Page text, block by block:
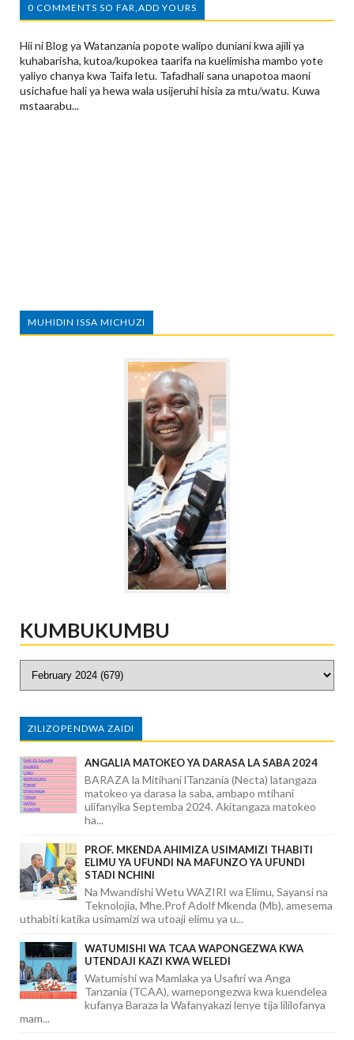
0 COMMENTS SO FAR,ADD YOURS
Hii ni Blog ya Watanzania popote walipo duniani kwa ajili ya
kuhabarisha, kutoa/kupokea taarifa na kuelimisha mambo yote
yaliyo chanya kwa Taifa letu. Tafadhali sana unapotoa maoni
usichafue hali ya hewa wala usijeruhi hisia za mtu/watu. Kuwa
mstaarabu...
MUHIDIN ISSA MICHUZI
KUMBUKUMBU
ZILIZOPENDWA ZAIDI
ANGALIA MATOKEO YA DARASA LA SABA 2024
BARAZA la Mitihani lTanzania (Necta) latangaza
matokeo ya darasa la saba, ambapo mtihani
ulifanyika Septemba 2024. Akitangaza matokeo
ha...
PROF. MKENDA AHIMIZA USIMAMIZI THABITI
ELIMU YA UFUNDI NA MAFUNZO YA UFUNDI
STADI NCHINI
Na Mwandishi Wetu WAZIRI wa Elimu, Sayansi na
Teknolojia, Mhe.Prof Adolf Mkenda (Mb), amesema
uthabiti katika usimamizi wa utoaji elimu ya u...
WATUMISHI WA TCAA WAPONGEZWA KWA
UTENDAJI KAZI KWA WELEDI
Watumishi wa Mamlaka ya Usafiri wa Anga
Tanzania (TCAA), wamepongezwa kwa kuendelea
kufanya Baraza la Wafanyakazi lenye tija lililofanya
mam...